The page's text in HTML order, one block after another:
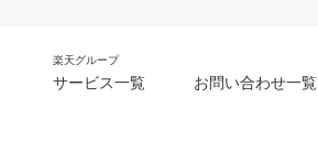
楽天グループ
サービス一覧 お問い合わせ一覧